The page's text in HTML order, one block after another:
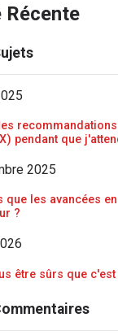
pendant que
2025
que les avancées
?
être sûrs que